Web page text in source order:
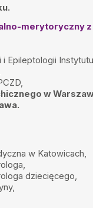
Wszystko dobrze
serca!
pacjent już od wielu lat .
w swoim
swoich dawnych
przypadek i ma
znakomity specjalista.
merytoryczny z
Epileptologii
w
w Katowicach,
dziecięcego,